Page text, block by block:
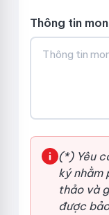
Thông tin
(*) Yêu
ký nhằm
thảo và
được